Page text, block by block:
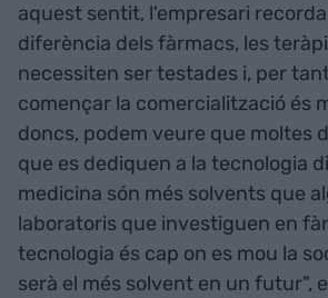
aquest sentit, l'empresari
diferència dels fàrmacs, les
necessiten ser testades i, per
començar la comercialització és
doncs, podem veure que moltes
que es dediquen a la tecnologia
medicina són més solvents que
laboratoris que investiguen en
tecnologia és cap on es mou la
serà el més solvent en un futur",